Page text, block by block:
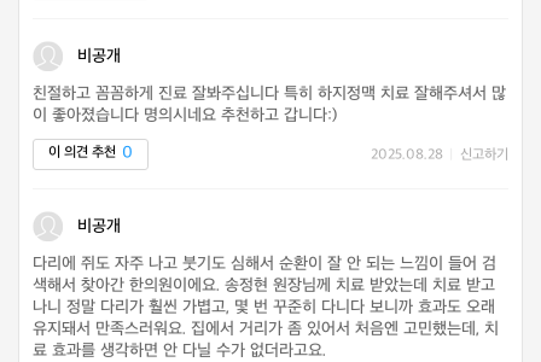
비공개
친절하고 꼼꼼하게 진료 잘봐주십니다 특히 하지정맥 치료 잘해주셔서 많
이 좋아졌습니다 명의시네요 추천하고 갑니다:)
이 의견 추천 0 2025.08.28 신고하기
비공개
다리에 쥐도 자주 나고 붓기도 심해서 순환이 잘 안 되는 느낌이 들어 검
색해서 찾아간 한의원이에요. 송정현 원장님께 치료 받았는데 치료 받고
나니 정말 다리가 훨씬 가볍고, 몇 번 꾸준히 다니다 보니까 효과도 오래
유지돼서 만족스러워요. 집에서 거리가 좀 있어서 처음엔 고민했는데, 치
료 효과를 생각하면 안 다닐 수가 없더라고요.